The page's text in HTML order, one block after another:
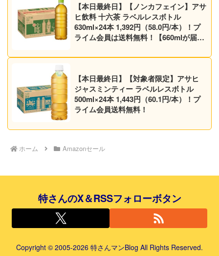
【本日最終日】【ノンカフェイン】アサ
ヒ飲料 十六茶 ラベルレスボトル
630ml×24本 1,392円（58.0円/本）！プ
ライム会員は送料無料！【660mlが届く
【本日最終日】【対象者限定】アサヒ
ジャスミンティー ラベルレスボトル
500ml×24本 1,443円（60.1円/本）！プ
ライム会員送料無料！
ホーム Amazonセール
特さんのX＆RSSフォローボタン
Copyright © 2005-2026 特さんマンBlog All Rights Reserved.